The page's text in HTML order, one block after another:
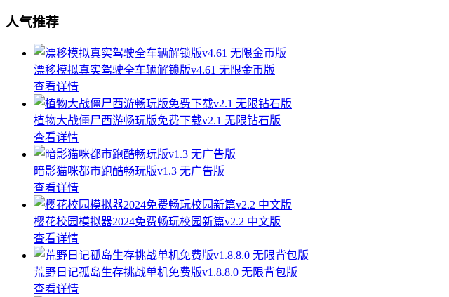
人气推荐
漂移模拟真实驾驶全车辆解锁版v4.61 无限金币版
查看详情
植物大战僵尸西游畅玩版免费下载v2.1 无限钻石版
查看详情
暗影猫咪都市跑酷畅玩版v1.3 无广告版
查看详情
樱花校园模拟器2024免费畅玩校园新篇v2.2 中文版
查看详情
荒野日记孤岛生存挑战单机免费版v1.8.8.0 无限背包版
查看详情